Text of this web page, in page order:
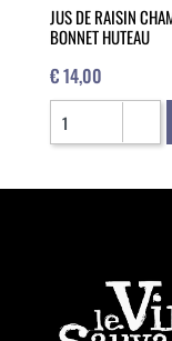
JUS DE RAISIN
BONNET HUTEAU
€ 14,00
Quantità